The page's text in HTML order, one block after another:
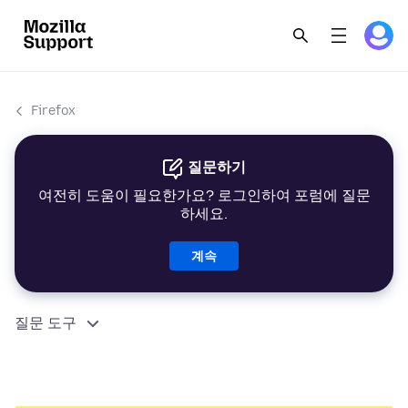
Firefox
질문하기
여전히 도움이 필요한가요? 로그인하여 포럼에 질문
하세요.
계속
질문 도구